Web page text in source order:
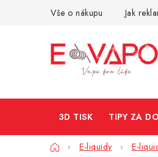
Vše o nákupu Jak
3D TISK TIPY ZA
DomůE-liquidy E-